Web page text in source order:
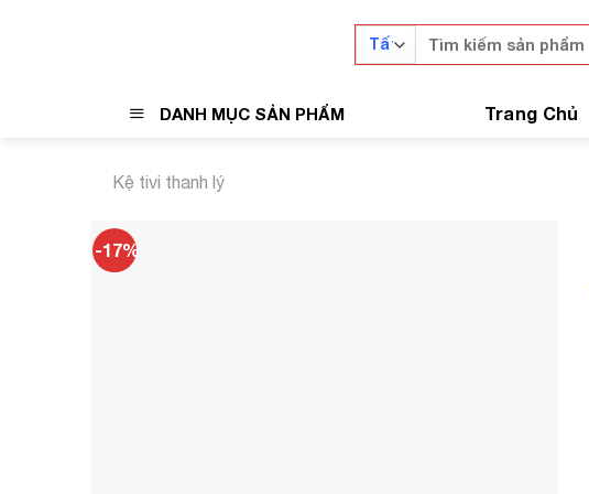
Tìm
kiếm:
DANH MỤC SẢN PHẨM Trang Chủ
Kệ tivi thanh lý
-17%